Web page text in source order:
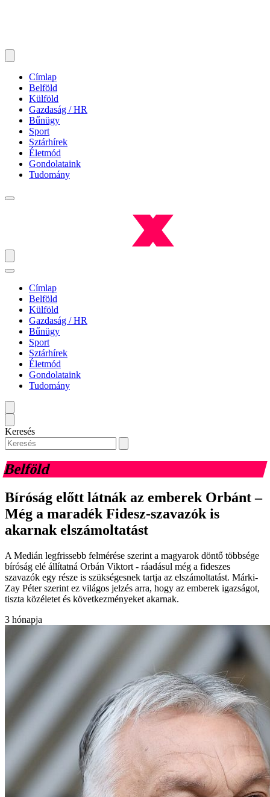
Címlap
Belföld
Külföld
Gazdaság / HR
Bűnügy
Sport
Sztárhírek
Életmód
Gondolataink
Tudomány
Címlap
Belföld
Külföld
Gazdaság / HR
Bűnügy
Sport
Sztárhírek
Életmód
Gondolataink
Tudomány
Keresés
Belföld
Bíróság előtt látnák az emberek Orbánt –
Még a maradék Fidesz-szavazók is
akarnak elszámoltatást
A Medián legfrissebb felmérése szerint a magyarok döntő többsége
bíróság elé állítatná Orbán Viktort - ráadásul még a fideszes
szavazók egy része is szükségesnek tartja az elszámoltatást. Márki-
Zay Péter szerint ez világos jelzés arra, hogy az emberek igazságot,
tiszta közéletet és következményeket akarnak.
3 hónapja